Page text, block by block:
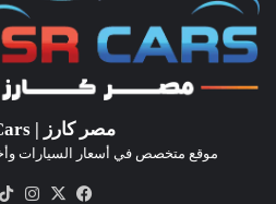
مصر كارز | Misr Cars
موقع متخصص في أسعار السيارات
فيسبوك
‫X